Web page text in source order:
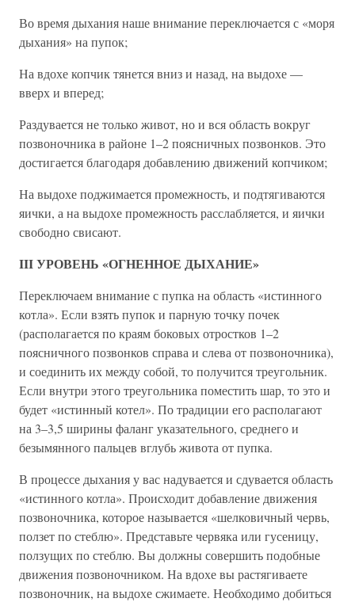
Во время дыхания наше внимание переключается с «моря
дыхания» на пупок;
На вдохе копчик тянется вниз и назад, на выдохе —
вверх и вперед;
Раздувается не только живот, но и вся область вокруг
позвоночника в районе 1–2 поясничных позвонков. Это
достигается благодаря добавлению движений копчиком;
На выдохе поджимается промежность, и подтягиваются
яички, а на выдохе промежность расслабляется, и яички
свободно свисают.
III УРОВЕНЬ «ОГНЕННОЕ ДЫХАНИЕ»
Переключаем внимание с пупка на область «истинного
котла». Если взять пупок и парную точку почек
(располагается по краям боковых отростков 1–2
поясничного позвонков справа и слева от позвоночника),
и соединить их между собой, то получится треугольник.
Если внутри этого треугольника поместить шар, то это и
будет «истинный котел». По традиции его располагают
на 3–3,5 ширины фаланг указательного, среднего и
безымянного пальцев вглубь живота от пупка.
В процессе дыхания у вас надувается и сдувается область
«истинного котла». Происходит добавление движения
позвоночника, которое называется «шелковичный червь,
ползет по стеблю». Представьте червяка или гусеницу,
ползущих по стеблю. Вы должны совершить подобные
движения позвоночником. На вдохе вы растягиваете
позвоночник, на выдохе сжимаете. Необходимо добиться